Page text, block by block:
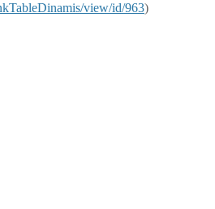
view/id/963)